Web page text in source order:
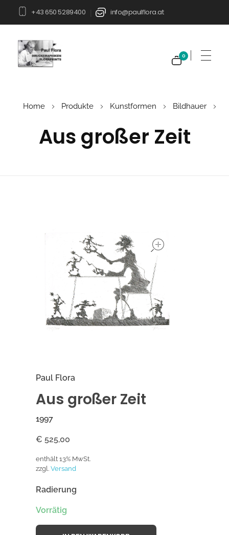
+43 650 5289400 info@paulflora.at
0
Home Produkte Kunstformen Bildhauer
Aus großer Zeit
Paul Flora
Aus großer Zeit
1997
€ 525,00
enthält 13% MwSt.
zzgl. Versand
Radierung
Vorrätig